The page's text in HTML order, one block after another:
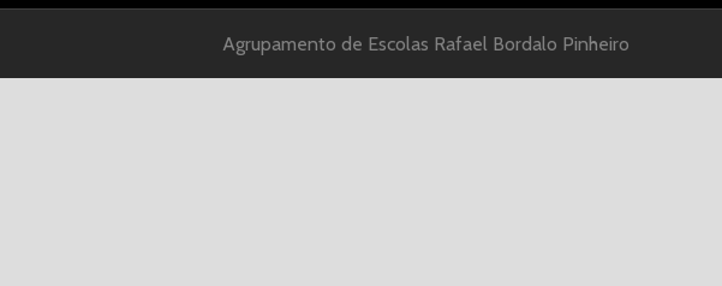
Agrupamento de Escolas Rafael Bordalo Pinheiro